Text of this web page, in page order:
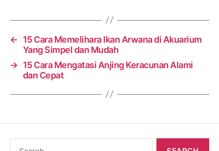
←
15 Cara Memelihara Ikan Arwana di Akuarium
Yang Simpel dan Mudah
→ 15 Cara Mengatasi Anjing Keracunan Alami
dan Cepat